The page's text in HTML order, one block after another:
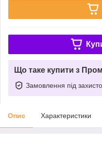
Що таке купити з
Замовлення під
Опис Характеристики